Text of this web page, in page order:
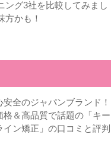
ング3社を比較してみまし
方かも！
安全のジャパンブランド！
格＆高品質で話題の「キー
イン矯正」の口コミと評判